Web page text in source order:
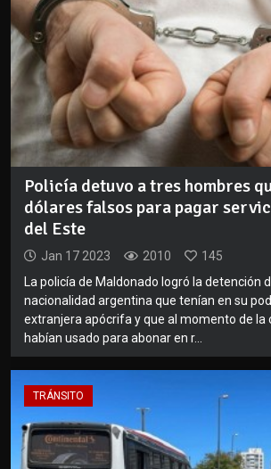
Policía detuvo a tres hombres
dólares falsos para pagar
del Este
Jan 17 2023 2010
145
La policía de Maldonado logró la detención
nacionalidad argentina que tenían en su
extranjera apócrifa y que al momento de la
habían usado para abonar en r...
TRÁNSITO